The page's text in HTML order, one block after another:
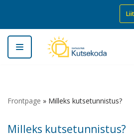
Skip
to
content
Frontpage » Milleks kutsetunnistus?
Milleks kutsetunnistus?